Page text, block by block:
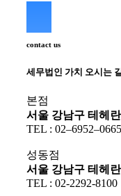
contact us
세무법인 가치 오시는
본점
서울 강남구 테헤
TEL : 02–6952–0665
성동점
서울 강남구 테헤
TEL : 02-2292-8100